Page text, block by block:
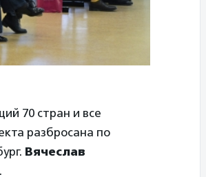
70 стран и все
разбросана по
Вячеслав